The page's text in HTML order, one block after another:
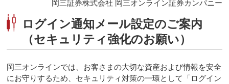
岡三証券株式会社 岡三オンライン証券カンパニー
ログイン通知メール設定のご案内
（セキュリティ強化のお願い）
岡三オンラインでは、お客さまの大切な資産および情報を安全
にお守りするため、セキュリティ対策の一環として「ログイン